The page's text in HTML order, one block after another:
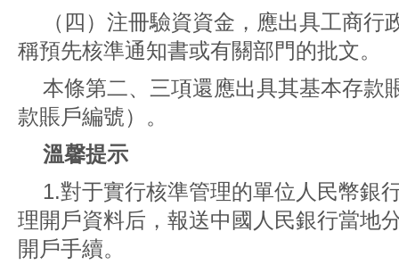
（四）注冊驗資資金，應出具工商
稱預先核準通知書或有關部門的批文。
本條第二、三項還應出具其基本存款
款賬戶編號）。
溫馨提示
1.對于實行核準管理的單位人民幣銀
理開戶資料后，報送中國人民銀行當地
開戶手續。